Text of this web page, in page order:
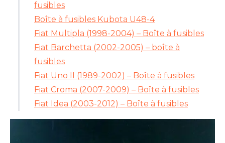
fusibles
Boîte à fusibles Kubota U48-4
Fiat Multipla (1998-2004) – Boîte à fusibles
Fiat Barchetta (2002-2005) – boîte à
fusibles
Fiat Uno II (1989-2002) – Boîte à fusibles
Fiat Croma (2007-2009) – Boîte à fusibles
Fiat Idea (2003-2012) – Boîte à fusibles